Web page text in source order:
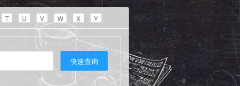
T U V W X Y
快速查询